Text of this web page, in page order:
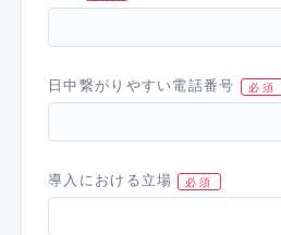
日中繋がりやすい電話番号
導入における立場